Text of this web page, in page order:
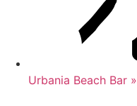
Urbania Beach Bar »